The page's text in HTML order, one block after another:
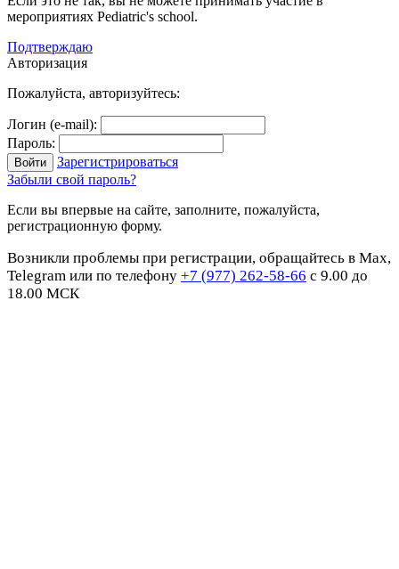
мероприятиях Pediatric's school.
Подтверждаю
Авторизация
Пожалуйста, авторизуйтесь:
Логин (e-mail):
Пароль:
Зарегистрироваться
Забыли свой пароль?
Если вы впервые на сайте, заполните, пожалуйста,
регистрационную форму.
Возникли проблемы при регистрации, обращайтесь в Max,
Telegram или по телефону +7 (977) 262-58-66 с 9.00 до
18.00 МСК